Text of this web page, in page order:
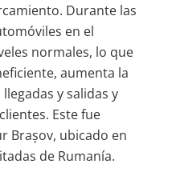
Durante las
en el
normales, lo que
aumenta la
y salidas y
Este fue
Brașov, ubicado en
de Rumanía.